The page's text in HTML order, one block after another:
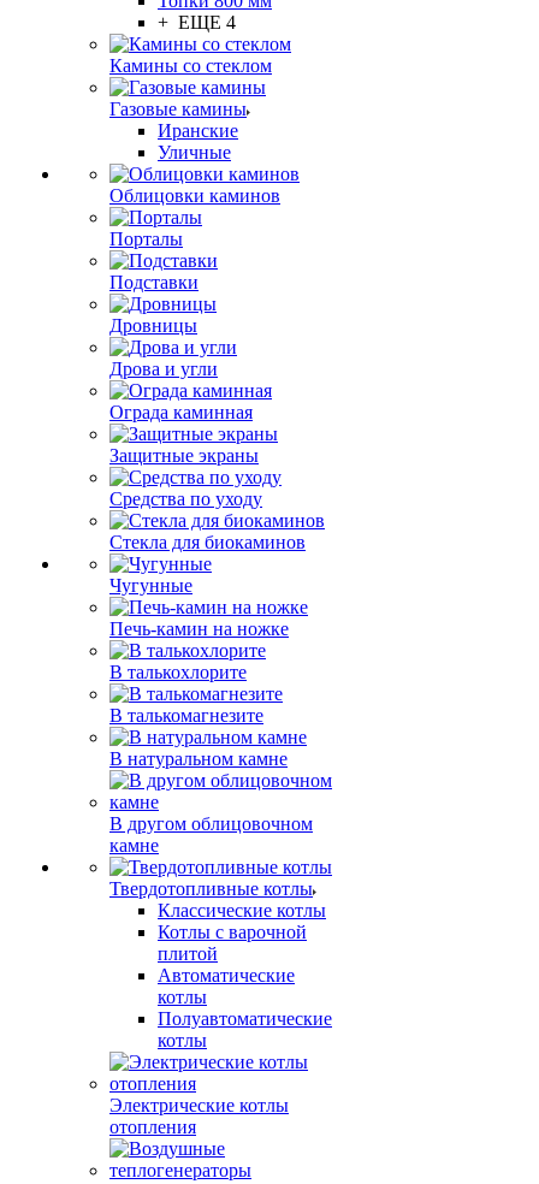
+ ЕЩЕ 4
Камины со стеклом
Газовые камины
Иранские
Уличные
Облицовки каминов
Порталы
Подставки
Дровницы
Дрова и угли
Ограда каминная
Защитные экраны
Средства по уходу
Стекла для биокаминов
Чугунные
Печь-камин на ножке
В талькохлорите
В талькомагнезите
В натуральном камне
В другом облицовочном
камне
Твердотопливные котлы
Классические котлы
Котлы с варочной
плитой
Автоматические
котлы
Полуавтоматические
котлы
Электрические котлы
отопления